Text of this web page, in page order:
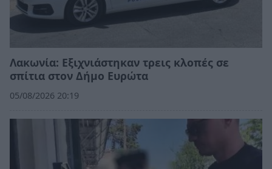
Λακωνία: Εξιχνιάστηκαν τρεις κλοπές σε
σπίτια στον Δήμο Ευρώτα
05/08/2026 20:19